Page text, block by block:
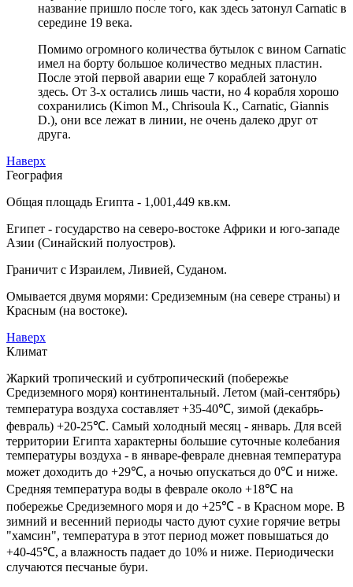
название пришло после того, как здесь затонул Carnatic в
середине 19 века.
Помимо огромного количества бутылок с вином Carnatic
имел на борту большое количество медных пластин.
После этой первой аварии еще 7 кораблей затонуло
здесь. От 3-х остались лишь части, но 4 корабля хорошо
сохранились (Kimon M., Chrisoula K., Carnatic, Giannis
D.), они все лежат в линии, не очень далеко друг от
друга.
Наверх
География
Общая площадь Египта - 1,001,449 кв.км.
Египет - государство на северо-востоке Африки и юго-западе
Азии (Синайский полуостров).
Граничит с Израилем, Ливией, Суданом.
Омывается двумя морями: Средиземным (на севере страны) и
Красным (на востоке).
Наверх
Климат
Жаркий тропический и субтропический (побережье
Средиземного моря) континентальный. Летом (май-сентябрь)
температура воздуха составляет +35-40℃, зимой (декабрь-
февраль) +20-25℃. Самый холодный месяц - январь. Для всей
территории Египта характерны большие суточные колебания
температуры воздуха - в январе-феврале дневная температура
может доходить до +29℃, а ночью опускаться до 0℃ и ниже.
Средняя температура воды в феврале около +18℃ на
побережье Средиземного моря и до +25℃ - в Красном море. В
зимний и весенний периоды часто дуют сухие горячие ветры
"хамсин", температура в этот период может повышаться до
+40-45℃, а влажность падает до 10% и ниже. Периодически
случаются песчаные бури.